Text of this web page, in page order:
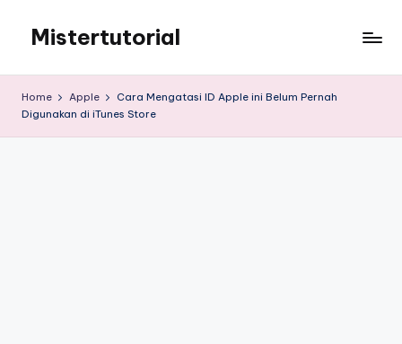
content
Mistertutorial
Android
Home Apple
Cara Mengatasi ID Apple ini Belum Pernah
Digunakan di iTunes Store